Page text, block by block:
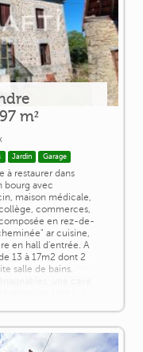
m²
Jardin Garage
à restaurer dans
bourg avec
maison médicale,
commerces,
en rez-de-
ar cuisine,
en hall d'entrée. A
13 à 17m2 dont 2
salle de bains.